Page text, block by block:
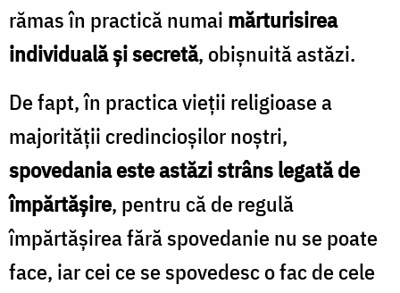
rămas în practică numai mărturisirea
individuală şi secretă, obişnuită astăzi.
De fapt, în practica vieţii religioase a
majorităţii credincioşilor noştri,
spovedania este astăzi strâns legată de
împărtăşire, pentru că de regulă
împărtăşirea fără spovedanie nu se poate
face, iar cei ce se spovedesc o fac de cele